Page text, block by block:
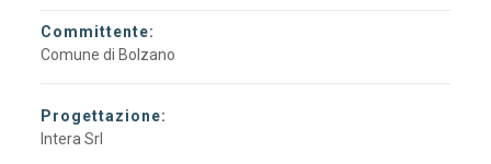
Committente:
Comune di Bolzano
Progettazione:
Intera Srl